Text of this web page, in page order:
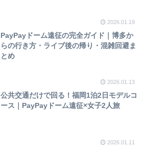
2026.01.19
PayPayドーム遠征の完全ガイド｜博多か
らの行き方・ライブ後の帰り・混雑回避ま
とめ
2026.01.13
公共交通だけで回る！福岡1泊2日モデルコ
ース｜PayPayドーム遠征×女子2人旅
2026.01.11